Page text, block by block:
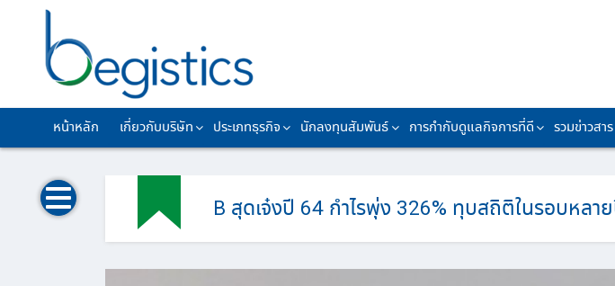
หน้าหลัก
เกี่ยวกับบริษัท ประเภทธุรกิจ นักลงทุนสัมพันธ์ การกำกับดูแลกิจการที่ดี รวมข่าวสาร
B สุดเจ๋งปี 64 กำไรพุ่ง 326% ทุบสถิติในรอบหลา